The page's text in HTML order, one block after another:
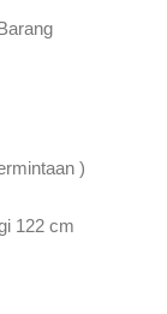
)
122 cm